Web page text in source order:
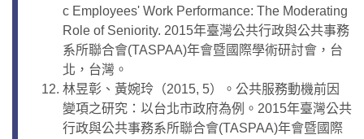
c Employees' Work Performance: The Moderating
Role of Seniority. 2015年臺灣公共行政與公共事務
系所聯合會(TASPAA)年會暨國際學術研討會，台
北，台灣。
林昱彰、黃婉玲（2015, 5）。公共服務動機前因
變項之研究：以台北市政府為例。2015年臺灣公共
行政與公共事務系所聯合會(TASPAA)年會暨國際